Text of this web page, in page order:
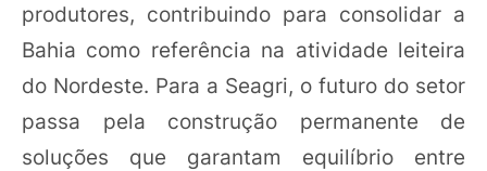
produtores, contribuindo para consolidar a
Bahia como referência na atividade leiteira
do Nordeste. Para a Seagri, o futuro do setor
passa pela construção permanente de
soluções que garantam equilíbrio entre